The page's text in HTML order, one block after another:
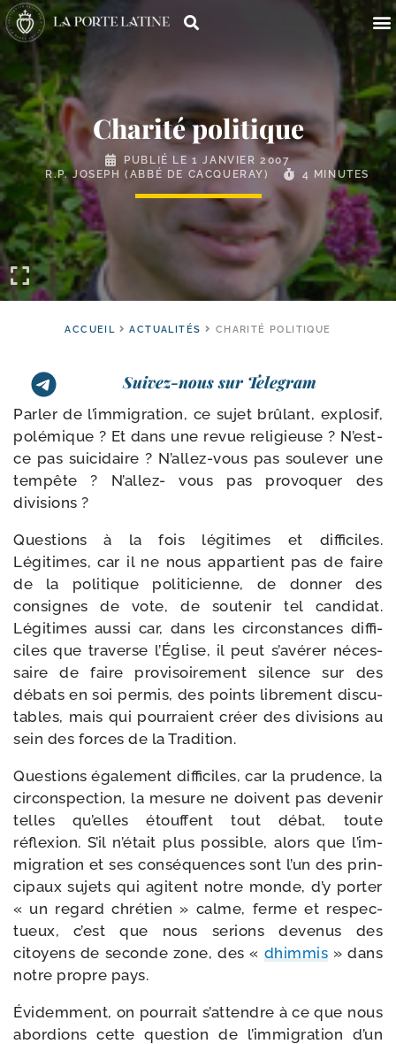
Charité politique
PUBLIÉ LE1 JANVIER 2007
R.P. JOSEPH (ABBÉ DE CACQUERAY)
4 MINUTES
ACCUEIL ACTUALITÉS CHARITÉ POLITIQUE
Suivez-nous sur Telegram
Parler de l’im­mi­gra­tion, ce sujet brû­lant, explo­sif,
polé­mique ? Et dans une revue reli­gieuse ? N’est-​
ce pas sui­ci­daire ? N’allez-​vous pas sou­le­ver une
tem­pête ? N’allez- vous pas pro­vo­quer des
divisions ?
Questions à la fois légi­times et dif­fi­ciles.
Légitimes, car il ne nous appar­tient pas de faire
de la poli­tique poli­ti­cienne, de don­ner des
consignes de vote, de sou­te­nir tel can­di­dat.
Légitimes aus­si car, dans les cir­cons­tances dif­fi­
ciles que tra­verse l’Église, il peut s’a­vé­rer néces­
saire de faire pro­vi­soi­re­ment silence sur des
débats en soi per­mis, des points libre­ment dis­cu­
tables, mais qui pour­raient créer des divi­sions au
sein des forces de la Tradition.
Questions éga­le­ment dif­fi­ciles, car la pru­dence, la
cir­cons­pec­tion, la mesure ne doivent pas deve­nir
telles qu’elles étouffent tout débat, toute
réflexion. S’il n’é­tait plus pos­sible, alors que l’im­
mi­gra­tion et ses consé­quences sont l’un des prin­
ci­paux sujets qui agitent notre monde, d’y por­ter
« un regard chré­tien » calme, ferme et res­pec­
tueux, c’est que nous serions deve­nus des
citoyens de seconde zone, des « dhim­mis » dans
notre propre pays.
Évidemment, on pour­rait s’at­tendre à ce que nous
abor­dions cette ques­tion de l’im­mi­gra­tion d’un